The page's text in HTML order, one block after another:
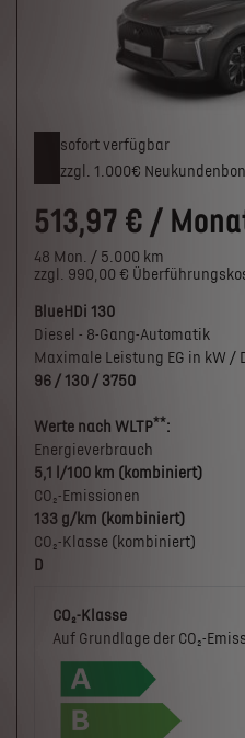
sofort verfügbar
zzgl. 1.000€
513,97 € /
48 Mon. / 5.000 km
zzgl. 990,00 €
BlueHDi 130
Diesel - 8-Gang-Automatik
Maximale Leistung EG in kW /
96 / 130 / 3750
Werte nach WLTP**:
Energieverbrauch
5,1 l/100 km (kombiniert)
CO₂-Emissionen
133 g/km (kombiniert)
CO₂-Klasse (kombiniert)
D
CO₂-Klasse
Auf Grundlage der CO₂-